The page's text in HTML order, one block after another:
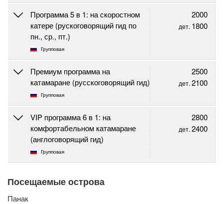
Программа 5 в 1: на скоростном
катере (рускоговорящий гид по
пн., ср., пт.)
Групповая
2000
дет. 1800
Премиум программа на
катамаране (русскоговорящий гид)
Групповая
2500
дет. 2100
VIP программа 6 в 1: на
комфортабельном катамаране
(англоговорящий гид)
Групповая
2800
дет. 2400
Посещаемые острова
Панак